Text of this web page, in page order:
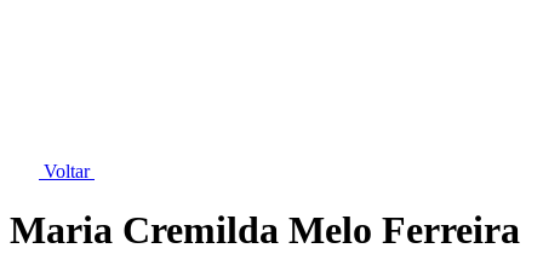
Voltar
Maria Cremilda Melo Ferreira